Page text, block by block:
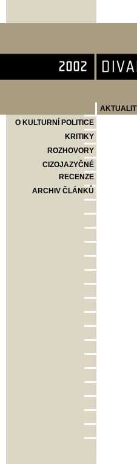
O KULTURNÍ POLITICE
KRITIKY
ROZHOVORY
CIZOJAZYČNÉ
RECENZE
ARCHIV ČLÁNKŮ